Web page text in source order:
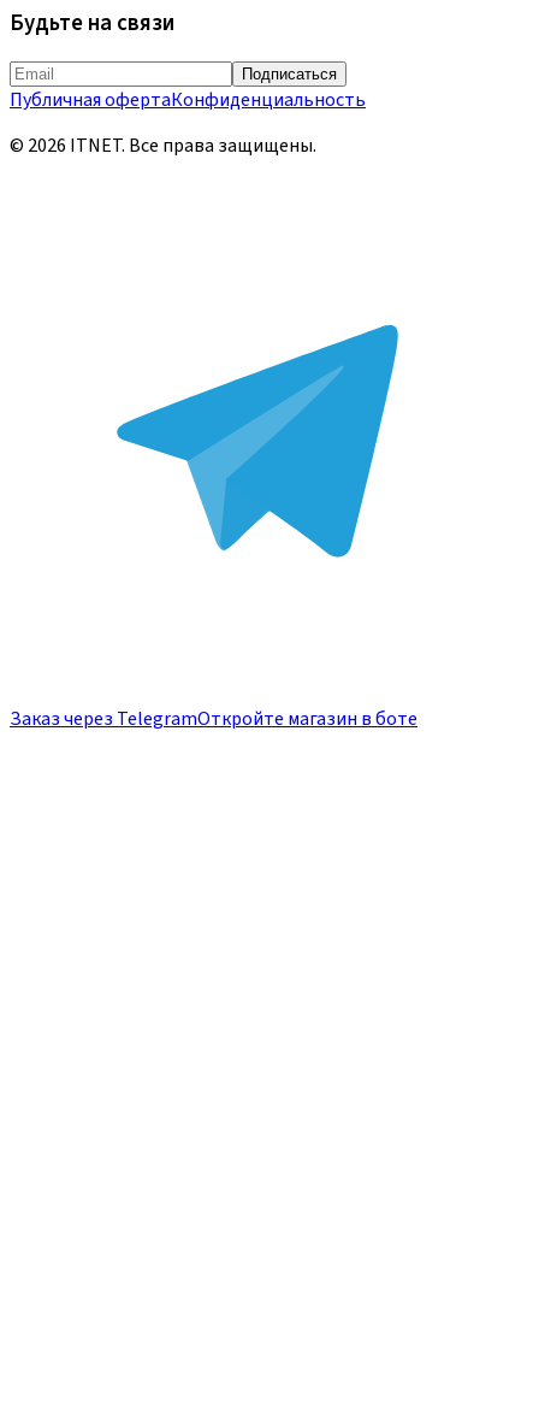
Будьте на связи
Подписаться
Публичная офертаКонфиденциальность
© 2026 ITNET. Все права защищены.
Заказ через TelegramОткройте магазин в боте